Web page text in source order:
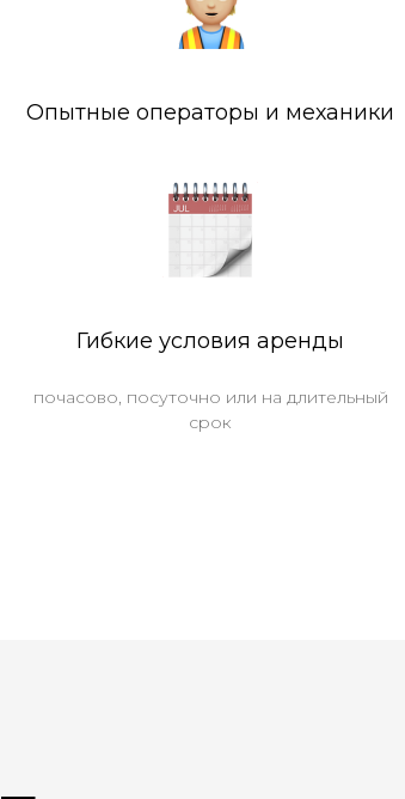
Опытные операторы и механики
Гибкие условия аренды
почасово, посуточно или на длительный
срок